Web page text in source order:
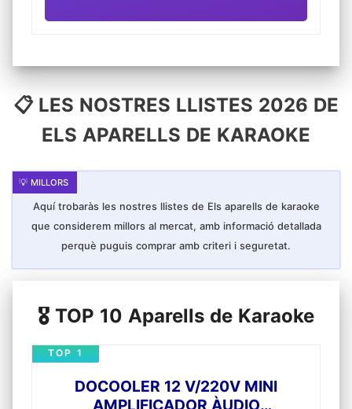
📋 LES NOSTRES LLISTES 2026 DE
ELS APARELLS DE KARAOKE
Aquí trobaràs les nostres llistes de Els aparells de karaoke
que considerem millors al mercat, amb informació detallada
perquè puguis comprar amb criteri i seguretat.
🎖️ TOP 10 Aparells de Karaoke
DOCOOLER 12 V/220V MINI
AMPLIFICADOR ÀUDIO
TOP 1